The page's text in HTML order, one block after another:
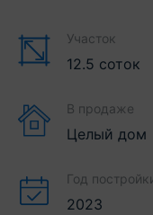
Участок
12.5 соток
В продаже
Целый дом
Год
2023